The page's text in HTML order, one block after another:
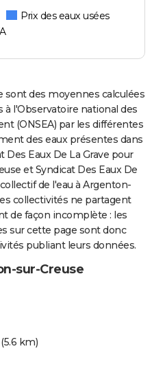
Prix des eaux usées
sont des moyennes calculées
l'Observatoire national des
(ONSEA) par les différentes
des eaux présentes dans
Eaux De La Grave pour
et Syndicat Des Eaux De
de l'eau à Argenton-
collectivités ne partagent
de façon incomplète : les
sur cette page sont donc
publiant leurs données.
sur-Creuse
km)